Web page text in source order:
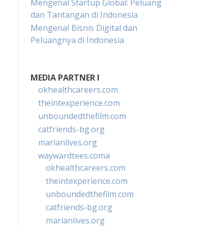
Mengenal Startup Global: Peluang
dan Tantangan di Indonesia
Mengenal Bisnis Digital dan
Peluangnya di Indonesia
MEDIA PARTNER I
okhealthcareers.com
theintexperience.com
unboundedthefilm.com
catfriends-bg.org
marianlives.org
waywardtees.coma
okhealthcareers.com
theintexperience.com
unboundedthefilm.com
catfriends-bg.org
marianlives.org